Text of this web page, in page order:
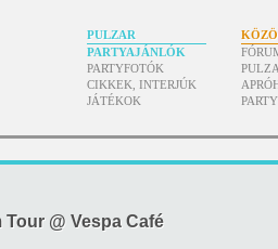
PULZAR
PARTYAJÁNLÓK
PARTYFOTÓK
CIKKEK, INTERJÚK
JÁTÉKOK
@ Vespa Café